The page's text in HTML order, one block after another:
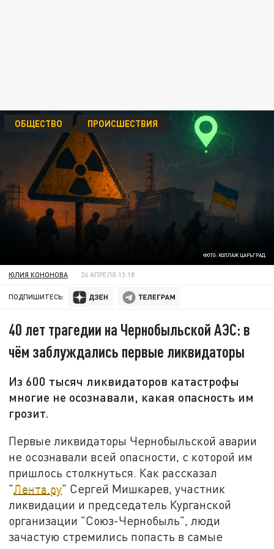
ФОТО: КОЛЛАЖ ЦАРЬГРАД
ОБЩЕСТВО ПРОИСШЕСТВИЯ
ЮЛИЯ КОНОНОВА 26 АПРЕЛЯ 13:18
ПОДПИШИТЕСЬ:
40 лет трагедии на Чернобыльской АЭС: в
чём заблуждались первые ликвидаторы
Из 600 тысяч ликвидаторов катастрофы
многие не осознавали, какая опасность им
грозит.
Первые ликвидаторы Чернобыльской аварии
не осознавали всей опасности, с которой им
пришлось столкнуться. Как рассказал
"Лента.ру" Сергей Мишкарев, участник
ликвидации и председатель Курганской
организации "Союз-Чернобыль", люди
зачастую стремились попасть в самые